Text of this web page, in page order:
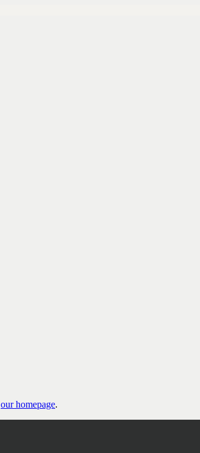
our homepage.